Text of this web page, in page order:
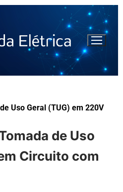
Uso Geral (TUG) em 220V
de Uso
Circuito com